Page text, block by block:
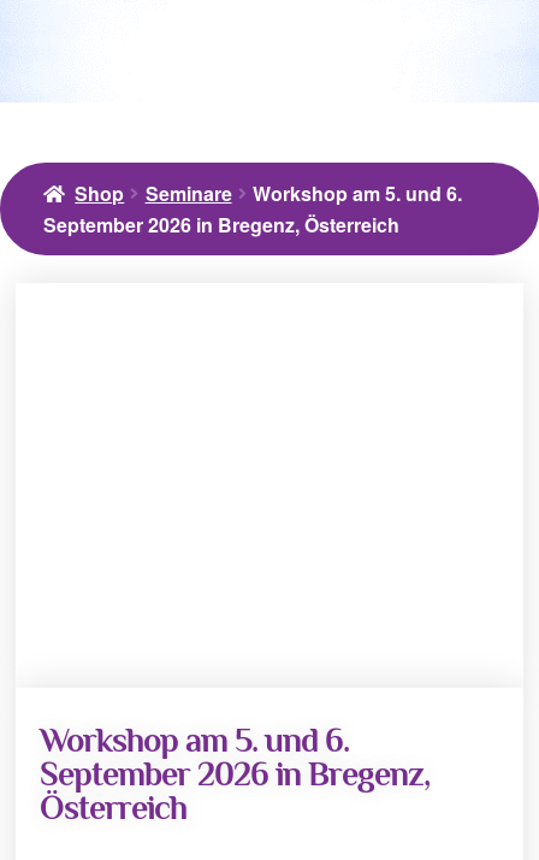
Shop Seminare
Workshop am 5. und 6.
September 2026 in Bregenz, Österreich
Workshop am 5. und 6.
September 2026 in Bregenz,
Österreich